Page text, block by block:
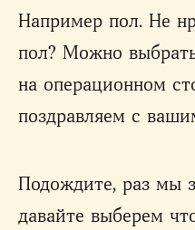
Например пол. Не
пол? Можно
на операционном
поздравляем с
Подождите, раз мы
давайте выберем